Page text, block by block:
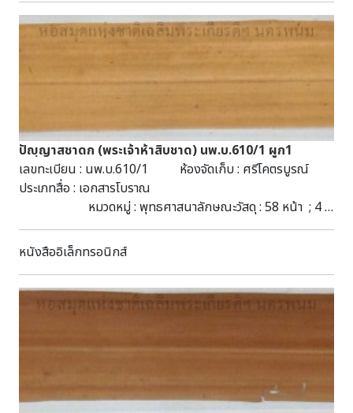
(พิมพ์ 1000 ฉบับ) ผู้แต่ง : มหากัน ศรีสวัสดิ์ แหล่งที่มา : หอสมุด
แห่งชาติรัชมังคลาภิเษก จันทบุรี สำนักพิมพ์/โรงพิมพ์ : โรงพิมพ์
โสภณพิพรรฒธนากร ปีที่พิมพ์ : 2480 วันที่เผยแพร่ : 28
มิถุนายน 2568 ผู้ร่วมสร้างสรรค์ผลงาน : - ลิขสิทธิ์ : - รูป
แบบ : PDF. ภาษา : ภาษาไทย ประเภททรัพยากร : หนังสืออนุสรณ์
งานศพ ตัวบ่งชี้ : - รายละเอียดเนื้อหา : หนังสืออนุสรณ์งานศพ
นางถม กนิษฐภูติ ภายในเล่มมีภาพและประวัติของผู้วายชนม์
เนื้อหาว่าด้วยเรื่องวิธีเจริญสติ อริยกันตศีล กรรมฐานเอก และ
ยอดพระกรรมฐาน เลขทะเบียน : น. 68 บ. 79225 จบ. (ร.) เลข
หมู่ : ห 294.3122 ก388ห
ปัญฺญาสชาดก (พระเจ้าห้าสิบชาด) นพ.บ.610/1 ผูก1
เลขทะเบียน : นพ.บ.610/1 ห้องจัดเก็บ : ศรีโคตรบูรณ์
ประเภทสื่อ : เอกสารโบราณ
หมวดหมู่ : พุทธศาสนาลักษณะวัสดุ : 58 หน้า ; 4 x
50 ซ.ม. : ล่องชาด ; ไม้ประกับธรรมดา มีฉลากไม้ ชื่อชุด : มัดที่
197 (8-18) ผูก 1 (2568)หัวเรื่อง : ปัญญาชาดก--เอกสาร
อีสานภาษา : ธรรมอีสานบทคัดย่อ : มีเนื้อหาเกี่ยวกับพุทธศาสนา
สามารถสืบค้นได้ที่ห้องศรีโคตรบูรณ์ หอสมุดแห่งชาติ
เฉลิมพระเกียรติ สมเด็จพระนางเจ้าสิริกิติ์ พระบรมราชินีนาถ
หนังสืออิเล็กทรอนิกส์